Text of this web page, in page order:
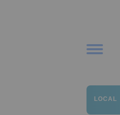
LOCAL